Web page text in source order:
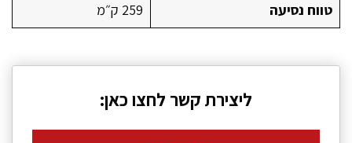
טווח נסיעה
259 ק״מ
ליצירת קשר לחצו כאן: